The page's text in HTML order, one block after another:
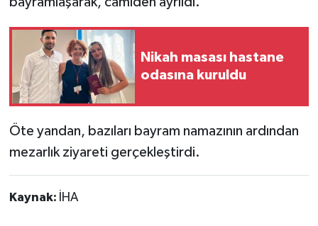
Nikah masası hastane
odasına kuruldu
Öte yandan, bazıları bayram namazının ardından
mezarlık ziyareti gerçekleştirdi.
Kaynak: İHA